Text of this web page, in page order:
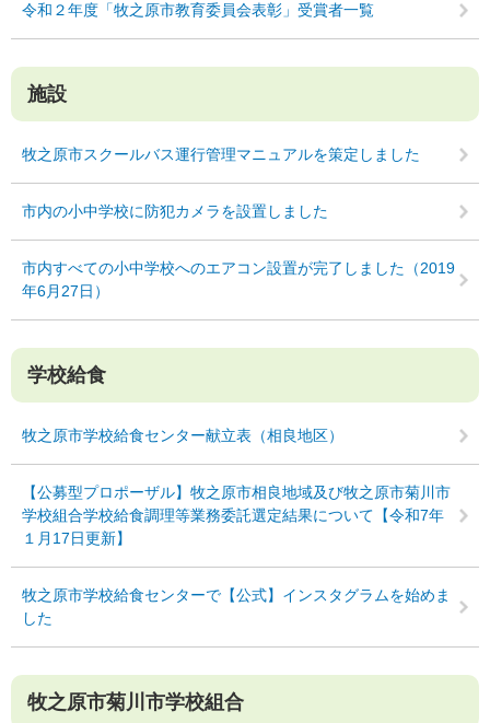
令和２年度「牧之原市教育委員会表彰」受賞者一覧
施設
牧之原市スクールバス運行管理マニュアルを策定しました
市内の小中学校に防犯カメラを設置しました
市内すべての小中学校へのエアコン設置が完了しました（2019
年6月27日）
学校給食
牧之原市学校給食センター献立表（相良地区）
【公募型プロポーザル】牧之原市相良地域及び牧之原市菊川市
学校組合学校給食調理等業務委託選定結果について【令和7年
１月17日更新】
牧之原市学校給食センターで【公式】インスタグラムを始めま
した
牧之原市菊川市学校組合